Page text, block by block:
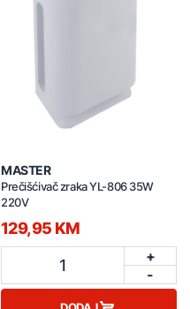
MASTER
Prečišćivač zraka YL-806 35W
220V
129,95 KM
1
+
-